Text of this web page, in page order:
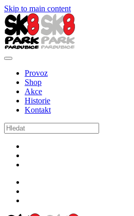
Skip to main content
Provoz
Shop
Akce
Historie
Kontakt